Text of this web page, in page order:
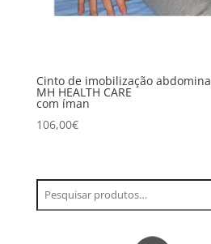
Cinto de imobilização
MH HEALTH CARE
com íman
106,00€